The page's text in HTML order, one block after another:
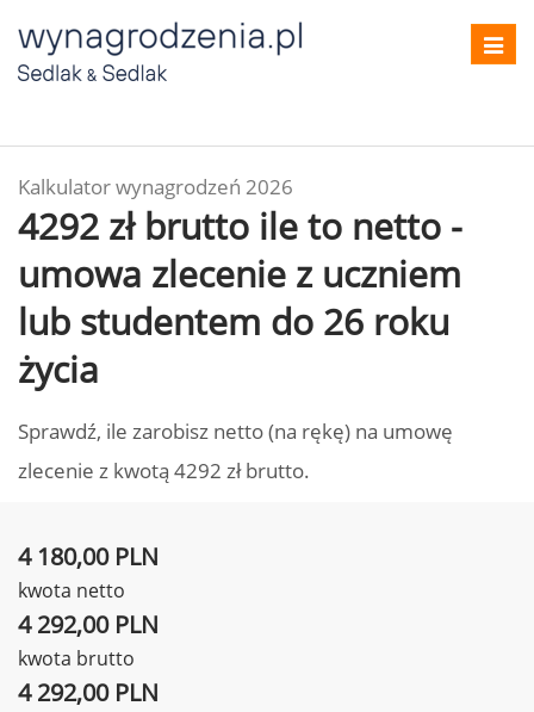
Kalkulator wynagrodzeń 2026
4292 zł brutto ile to netto -
umowa zlecenie z uczniem
lub studentem do 26 roku
życia
Sprawdź, ile zarobisz netto (na rękę) na umowę
zlecenie z kwotą 4292 zł brutto.
4 180,00 PLN
kwota netto
4 292,00 PLN
kwota brutto
4 292,00 PLN